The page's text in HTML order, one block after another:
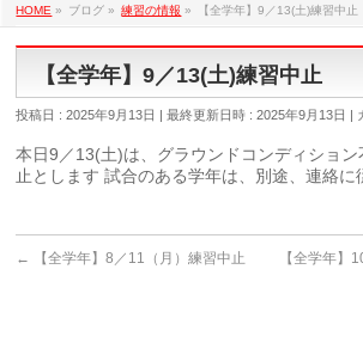
HOME » ブログ » 練習の情報 » 【全学年】9／13(土)練習中止
【全学年】9／13(土)練習中止
投稿日 : 2025年9月13日 最終更新日時 : 2025年9月13日
本日9／13(土)は、グラウンドコンディション
止とします 試合のある学年は、別途、連絡に
← 【全学年】8／11（月）練習中止
【全学年】